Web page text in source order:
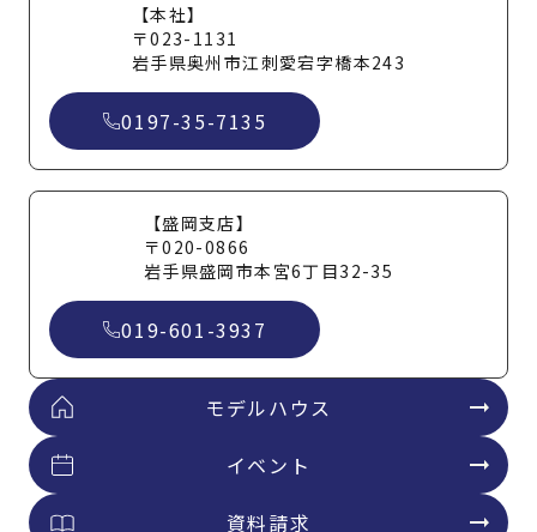
【本社】
〒023-1131
岩手県奥州市江刺愛宕字橋本243
0197-35-7135
【盛岡支店】
〒020-0866
岩手県盛岡市本宮6丁目32-35
019-601-3937
モデルハウス
イベント
資料請求